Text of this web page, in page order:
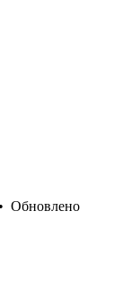
• Обновлено